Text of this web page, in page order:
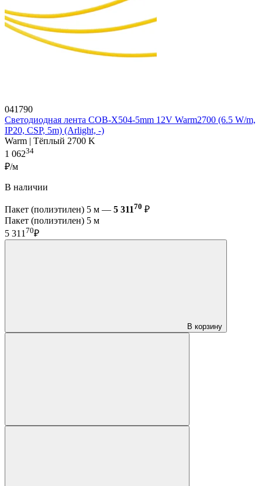
041790
Светодиодная лента COB-X504-5mm 12V Warm2700 (6.5 W/m,
IP20, CSP, 5m) (Arlight, -)
Warm | Тёплый 2700 K
1 06234
₽/м
В наличии
Пакет (полиэтилен) 5 м — 5 31170 ₽
Пакет (полиэтилен) 5 м
5 311 70₽
В корзину